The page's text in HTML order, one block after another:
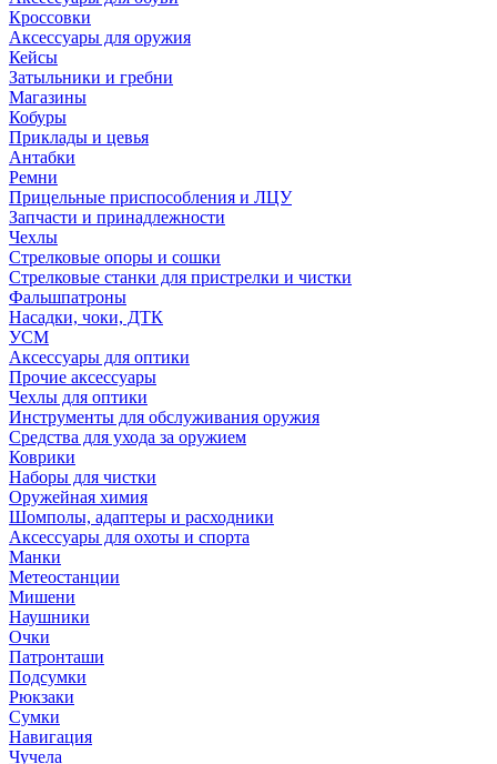
Кроссовки
Аксессуары для оружия
Кейсы
Затыльники и гребни
Магазины
Кобуры
Приклады и цевья
Антабки
Ремни
Прицельные приспособления и ЛЦУ
Запчасти и принадлежности
Чехлы
Стрелковые опоры и сошки
Стрелковые станки для пристрелки и чистки
Фальшпатроны
Насадки, чоки, ДТК
УСМ
Аксессуары для оптики
Прочие аксессуары
Чехлы для оптики
Инструменты для обслуживания оружия
Средства для ухода за оружием
Коврики
Наборы для чистки
Оружейная химия
Шомполы, адаптеры и расходники
Аксессуары для охоты и спорта
Манки
Метеостанции
Мишени
Наушники
Очки
Патронташи
Подсумки
Рюкзаки
Сумки
Навигация
Чучела